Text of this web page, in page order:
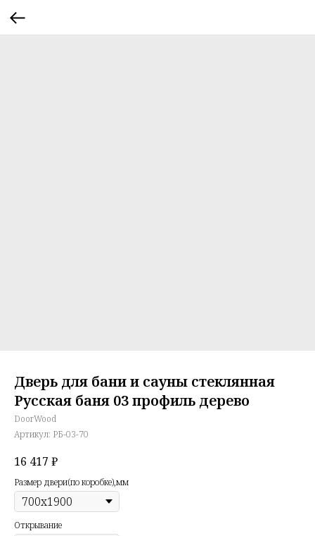
Дверь для бани и сауны стеклянная
Русская баня 03 профиль дерево
DoorWood
Артикул: РБ-03-70
16 417 ₽
Размер двери(по коробке),мм
Открывание